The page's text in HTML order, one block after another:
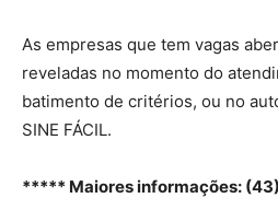
As empresas que tem vagas
reveladas no momento do
batimento de critérios, ou no
SINE FÁCIL.
***** Maiores informações: